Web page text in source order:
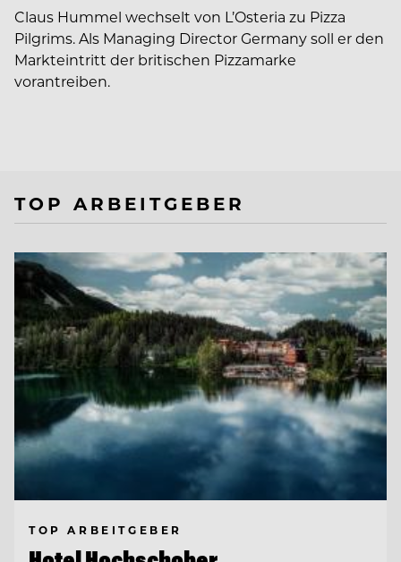
Claus Hummel wechselt von L’Osteria zu Pizza
Pilgrims. Als Managing Director Germany soll er den
Markteintritt der britischen Pizzamarke
vorantreiben.
TOP ARBEITGEBER
TOP ARBEITGEBER